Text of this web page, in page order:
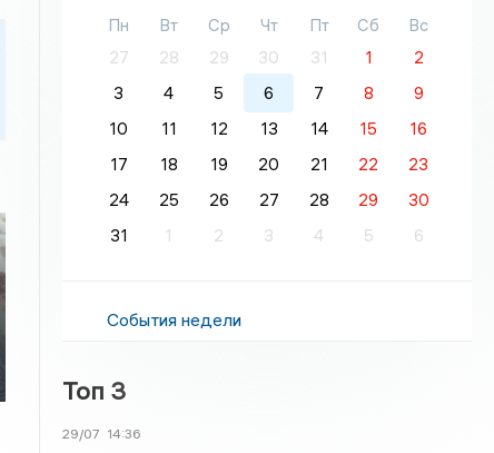
Пн Вт Ср Чт Пт Сб
Вс
27
28 29 30 31 1
2
3
4 5 6 7 8
9
10
11 12 13 14 15
16
17
18 19 20 21 22
23
24
25 26 27 28 29
30
31
1 2 3 4 5 6
События недели
Топ 3
29/07 14:36